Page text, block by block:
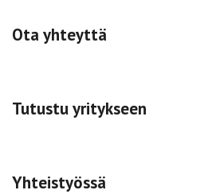
Ota yhteyttä
Tutustu yritykseen
Yhteistyössä